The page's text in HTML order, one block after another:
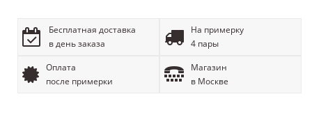
Бесплатная доставка
в день заказа
На примерку
4 пары
Оплата
после примерки
Магазин
в Москве